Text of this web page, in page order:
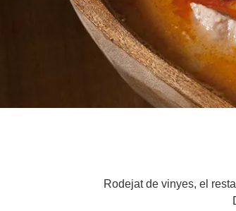
Rodejat de vinyes, el